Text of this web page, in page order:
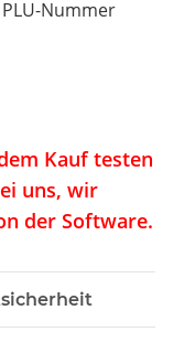
Nummer
Kauf testen
uns, wir
der Software.